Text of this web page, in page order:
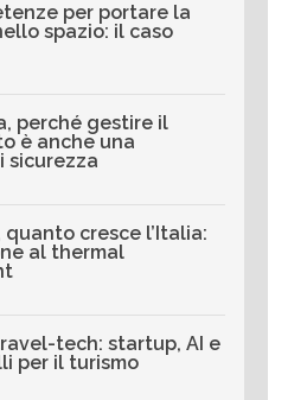
per portare la
spazio: il caso
perché gestire il
è anche una
sicurezza
quanto cresce l’Italia:
al thermal
tech: startup, AI e
per il turismo